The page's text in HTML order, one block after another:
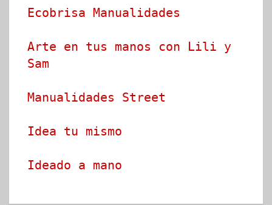
Ecobrisa Manualidades
Arte en tus manos con Lili y
Sam
Manualidades Street
Idea tu mismo
Ideado a mano